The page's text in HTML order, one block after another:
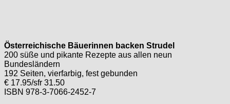
Österreichische Bäuerinnen backen Strudel
200 süße und pikante Rezepte aus allen neun
Bundesländern
192 Seiten, vierfarbig, fest gebunden
€ 17.95/sfr 31.50
ISBN 978-3-7066-2452-7